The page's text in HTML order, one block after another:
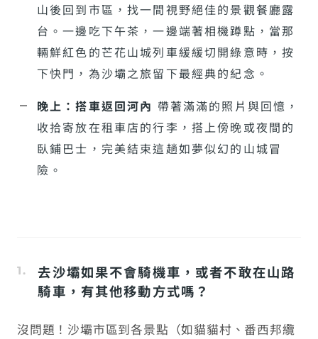
山後回到市區，找一間視野絕佳的景觀餐廳露
台。一邊吃下午茶，一邊端著相機蹲點，當那
輛鮮紅色的芒花山城列車緩緩切開綠意時，按
下快門，為沙壩之旅留下最經典的紀念。
晚上：搭車返回河內 帶著滿滿的照片與回憶，
收拾寄放在租車店的行李，搭上傍晚或夜間的
臥鋪巴士，完美結束這趟如夢似幻的山城冒
險。
去沙壩如果不會騎機車，或者不敢在山路
騎車，有其他移動方式嗎？
沒問題！沙壩市區到各景點（如貓貓村、番西邦纜